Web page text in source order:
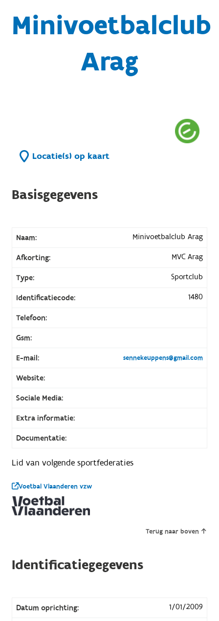
Minivoetbalclub
Arag
Locatie(s) op kaart
Basisgegevens
Naam: Minivoetbalclub Arag
Afkorting: MVC Arag
Type: Sportclub
Identificatiecode: 1480
Telefoon:
Gsm:
E-mail: sennekeuppens@gmail.com
Website:
Sociale Media:
Extra informatie:
Documentatie:
Lid van volgende sportfederaties
Voetbal Vlaanderen vzw
Terug naar boven
Identificatiegegevens
Datum oprichting: 1/01/2009